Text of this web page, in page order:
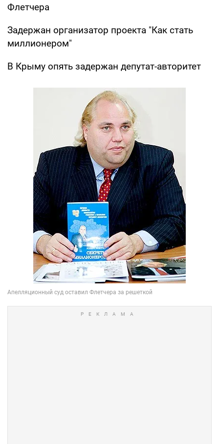
Флетчера
Задержан организатор проекта "Как стать
миллионером"
В Крыму опять задержан депутат-авторитет